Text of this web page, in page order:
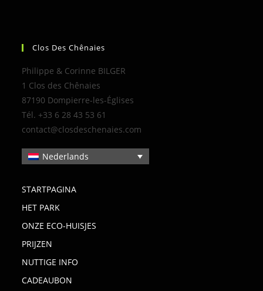
Clos Des Chênaies
Philippe & Corinne BILGER
1 Clos des Chênaies
87190 Dompierre-les-Églises
Tél. +33 6 28 43 53 61
contact@closdeschenaies.com
Nederlands
STARTPAGINA
HET PARK
ONZE ECO-HUISJES
PRIJZEN
NUTTIGE INFO
CADEAUBON